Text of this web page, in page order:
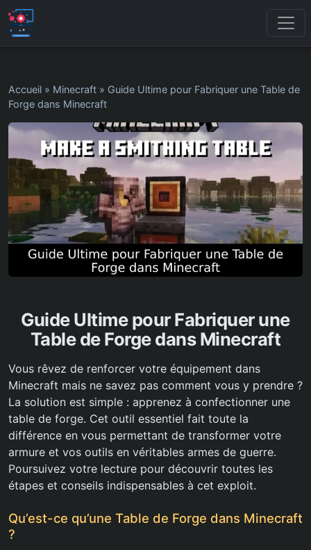
Accueil » Minecraft » Guide Ultime pour Fabriquer une Table de
Forge dans Minecraft
Guide Ultime pour Fabriquer une
Table de Forge dans Minecraft
Vous rêvez de renforcer votre équipement dans
Minecraft mais ne savez pas comment vous y prendre ?
La solution est simple : apprenez à confectionner une
table de forge. Cet outil essentiel fait toute la
différence en vous permettant de transformer votre
armure et vos outils en véritables armes de guerre.
Poursuivez votre lecture pour découvrir toutes les
étapes et conseils indispensables à cet exploit.
Qu’est-ce qu’une Table de Forge dans Minecraft
?